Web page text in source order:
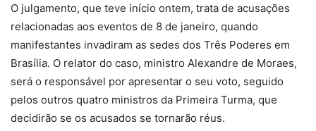
O julgamento, que teve início ontem, trata de acusações
relacionadas aos eventos de 8 de janeiro, quando
manifestantes invadiram as sedes dos Três Poderes em
Brasília. O relator do caso, ministro Alexandre de Moraes,
será o responsável por apresentar o seu voto, seguido
pelos outros quatro ministros da Primeira Turma, que
decidirão se os acusados se tornarão réus.